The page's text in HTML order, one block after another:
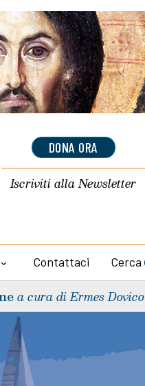
DONA ORA
Iscriviti allaNewsletter
Contattaci Cerca
a cura di Ermes Dovico